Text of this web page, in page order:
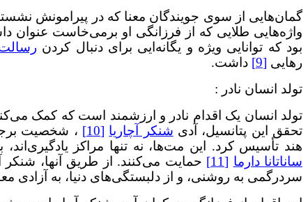
گمان‌هایی از سوی جویندگان معنا که در پیرامونش
واژه‌هایی طلایی که از فرزانگی او برمی‌خاست عنوان
بود که توانایی ویژه و یگانه‌ایی برای دنبال کردن
رهایی [9]
داشت.
تولد انسان نادر :
تولد انسان یک اقدام نادر و ارزشمند است که کمک
تحقق این پتانسیل، آدی شنکر آچاریا [10]
، شخصیت
هند تأسیس کرد. این مت‌ها، نه تنها مراکز
ساناتانا دارما [11]
حمایت می‌کنند. از طریق آنها، شنکر
سردرگمی به روشنی، و از دلبستگی‌های دنیا، به آزادی